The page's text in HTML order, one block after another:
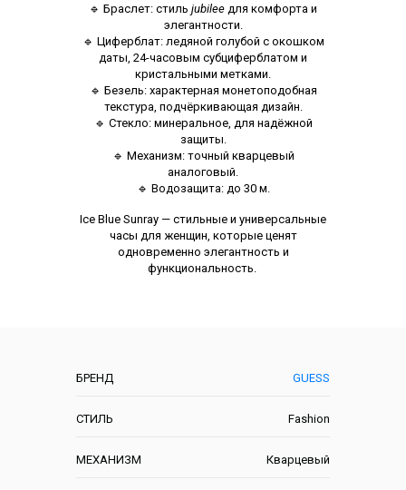
БРЕНД GUESS
СТИЛЬ Fashion
МЕХАНИЗМ Кварцевый
🔹 Браслет: стиль jubilee для комфорта и
элегантности.
🔹 Циферблат: ледяной голубой с окошком
даты, 24-часовым субциферблатом и
кристальными метками.
🔹 Безель: характерная монетоподобная
текстура, подчёркивающая дизайн.
🔹 Стекло: минеральное, для надёжной
защиты.
🔹 Механизм: точный кварцевый
аналоговый.
🔹 Водозащита: до 30 м.
Ice Blue Sunray — стильные и универсальные
часы для женщин, которые ценят
одновременно элегантность и
функциональность.